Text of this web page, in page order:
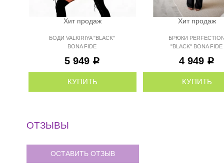
Хит продаж
БОДИ VALKIRIYA "BLACK"
BONA FIDE
5 949 Р
КУПИТЬ
Хит продаж
БРЮКИ
"BLACK" BONA FIDE
4 949 Р
КУПИТЬ
ОТЗЫВЫ
ОСТАВИТЬ ОТЗЫВ